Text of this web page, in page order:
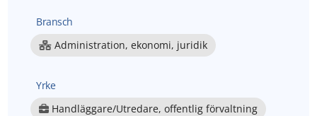
Bransch
Administration, ekonomi, juridik
Yrke
Handläggare/Utredare, offentlig förvaltning